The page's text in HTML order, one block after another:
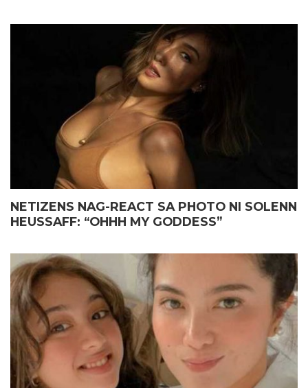
NETIZENS NAG-REACT SA PHOTO NI SOLENN
HEUSSAFF: “OHHH MY GODDESS”